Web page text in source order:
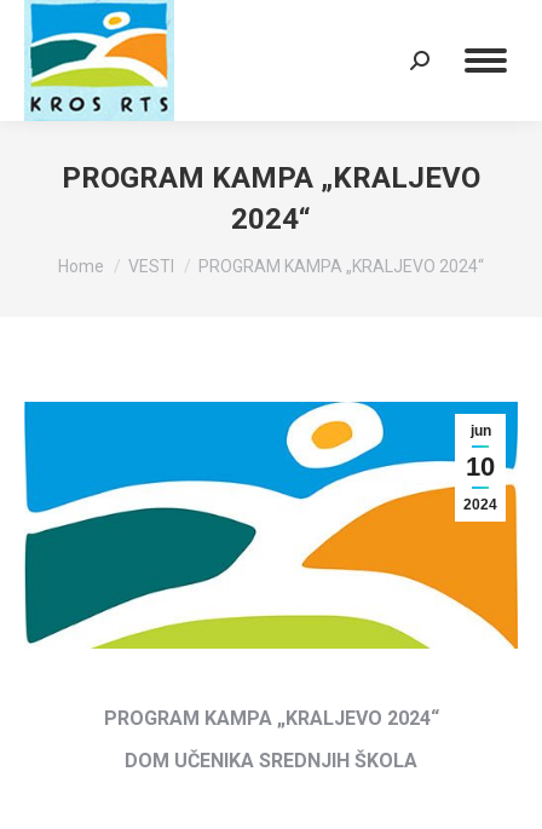
Search:
PROGRAM KAMPA „KRALJEVO
2024“
You are here:
Home VESTI PROGRAM KAMPA „KRALJEVO 2024“
jun
10
2024
PROGRAM KAMPA „KRALJEVO 2024“
DOM UČENIKA SREDNJIH ŠKOLA